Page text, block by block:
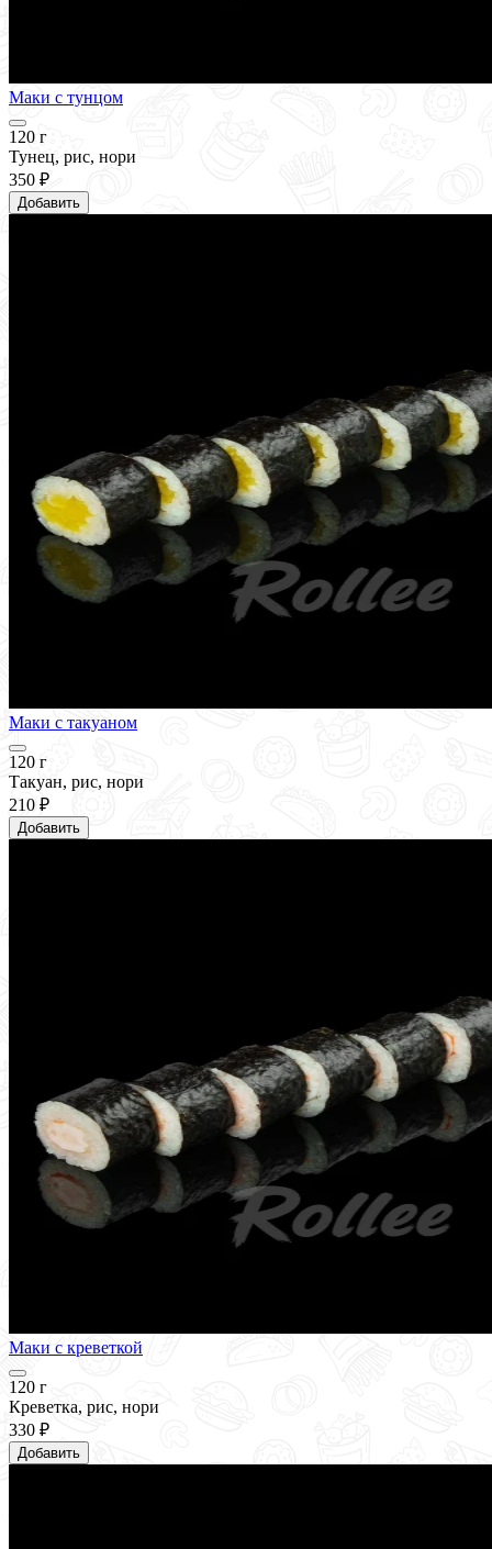
Маки с тунцом
120 г
Тунец, рис, нори
350 ₽
Добавить
Маки с такуаном
120 г
Такуан, рис, нори
210 ₽
Добавить
Маки с креветкой
120 г
Креветка, рис, нори
330 ₽
Добавить